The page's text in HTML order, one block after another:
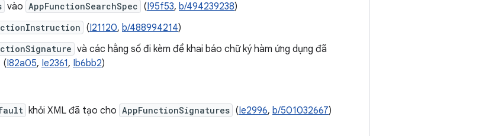
vào AppFunctionSearchSpec (I95f53, b/494239238)
(I21120, b/488994214)
và các hằng số đi kèm để khai báo chữ ký hàm ứng dụng đã
(I82a05, Ie2361, Ib6bb2)
khỏi XML đã tạo cho AppFunctionSignatures (Ie2996, b/501032667)